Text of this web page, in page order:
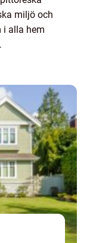
miljö och
i alla hem